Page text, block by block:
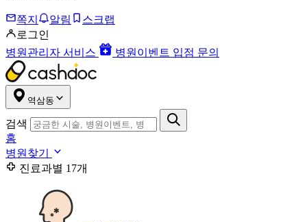
쪽지 알림
스크랩
로그인
병원관리자 서비스
병원이벤트 입점 문의
역삼동
검색
홈
병원찾기
진료과별 17개